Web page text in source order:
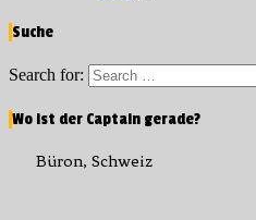
Suche
Search for:
Wo ist der Captain gerade?
Büron, Schweiz